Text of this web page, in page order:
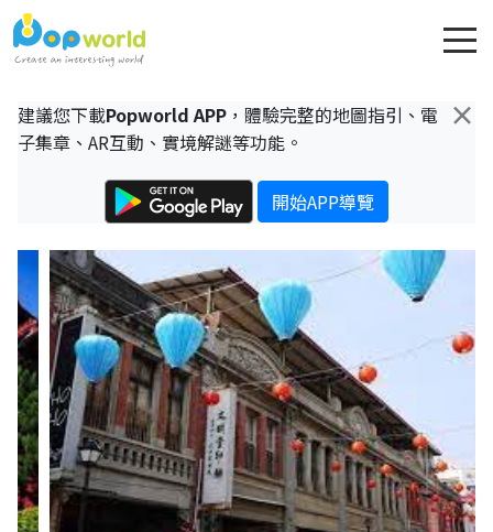
×
建議您下載Popworld APP ，體驗完整的地圖指引、電
子集章、AR互動、實境解謎等功能。
開始APP導覽